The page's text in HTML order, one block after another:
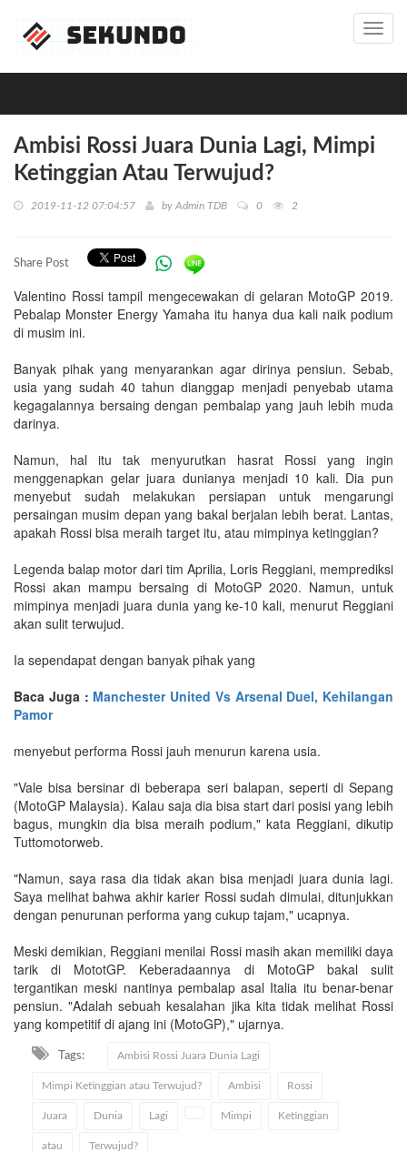
Ambisi Rossi Juara Dunia Lagi, Mimpi
Ketinggian Atau Terwujud?
2019-11-12 07:04:57 by Admin TDB 0 2
Share Post
Valentino Rossi tampil mengecewakan di gelaran MotoGP 2019.
Pebalap Monster Energy Yamaha itu hanya dua kali naik podium
di musim ini.
Banyak pihak yang menyarankan agar dirinya pensiun. Sebab,
usia yang sudah 40 tahun dianggap menjadi penyebab utama
kegagalannya bersaing dengan pembalap yang jauh lebih muda
darinya.
Namun, hal itu tak menyurutkan hasrat Rossi yang ingin
menggenapkan gelar juara dunianya menjadi 10 kali. Dia pun
menyebut sudah melakukan persiapan untuk mengarungi
persaingan musim depan yang bakal berjalan lebih berat. Lantas,
apakah Rossi bisa meraih target itu, atau mimpinya ketinggian?
Legenda balap motor dari tim Aprilia, Loris Reggiani, memprediksi
Rossi akan mampu bersaing di MotoGP 2020. Namun, untuk
mimpinya menjadi juara dunia yang ke-10 kali, menurut Reggiani
akan sulit terwujud.
Ia sependapat dengan banyak pihak yang
Baca Juga : Manchester United Vs Arsenal Duel, Kehilangan
Pamor
menyebut performa Rossi jauh menurun karena usia.
"Vale bisa bersinar di beberapa seri balapan, seperti di Sepang
(MotoGP Malaysia). Kalau saja dia bisa start dari posisi yang lebih
bagus, mungkin dia bisa meraih podium," kata Reggiani, dikutip
Tuttomotorweb.
"Namun, saya rasa dia tidak akan bisa menjadi juara dunia lagi.
Saya melihat bahwa akhir karier Rossi sudah dimulai, ditunjukkan
dengan penurunan performa yang cukup tajam," ucapnya.
Meski demikian, Reggiani menilai Rossi masih akan memiliki daya
tarik di MototGP. Keberadaannya di MotoGP bakal sulit
tergantikan meski nantinya pembalap asal Italia itu benar-benar
pensiun. "Adalah sebuah kesalahan jika kita tidak melihat Rossi
yang kompetitif di ajang ini (MotoGP)," ujarnya.
Tags: Ambisi Rossi Juara Dunia Lagi
Mimpi Ketinggian atau Terwujud? Ambisi Rossi
Juara Dunia Lagi Mimpi Ketinggian
atau Terwujud?